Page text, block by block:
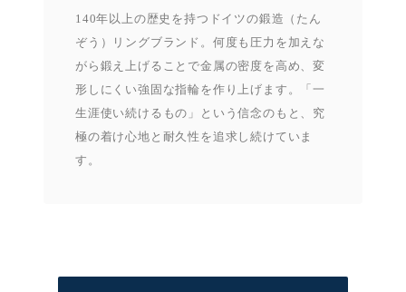
140年以上の歴史を持つドイツの鍛造（たん
ぞう）リングブランド。何度も圧力を加えな
がら鍛え上げることで金属の密度を高め、変
形しにくい強固な指輪を作り上げます。「一
生涯使い続けるもの」という信念のもと、究
極の着け心地と耐久性を追求し続けていま
す。